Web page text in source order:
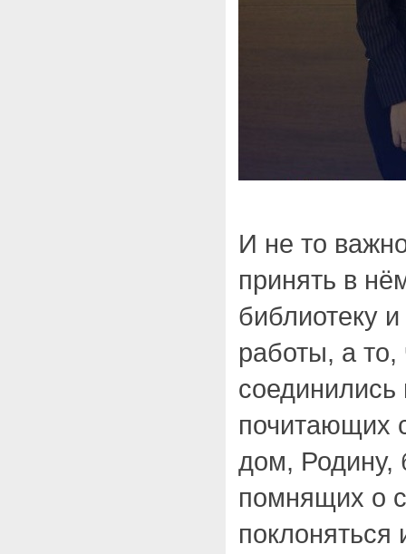
И не то
принять в
библиотеку
работы, а то,
соединились
почитающих
дом,
помнящих о